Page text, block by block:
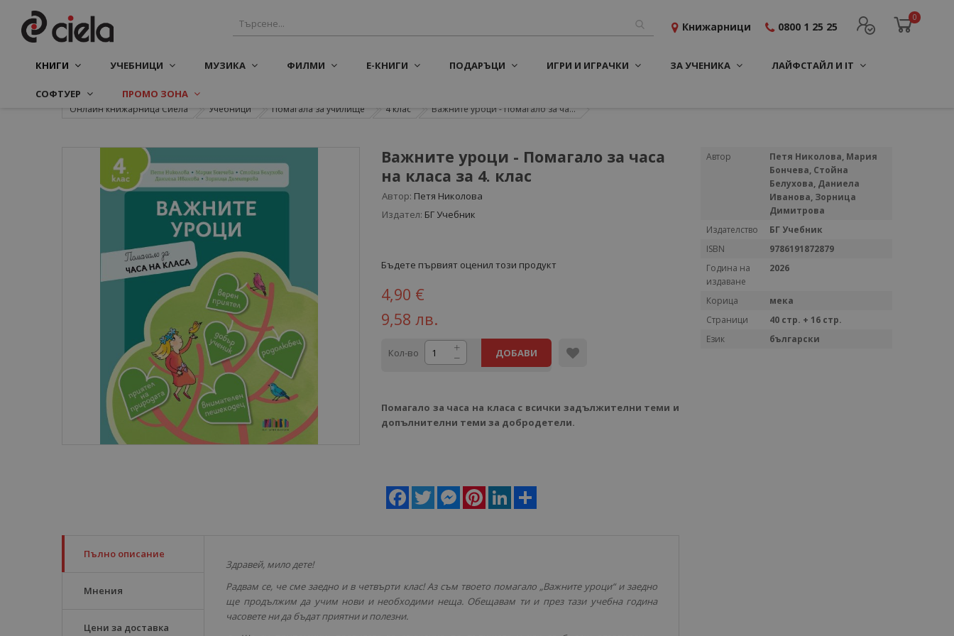
0
Книжарници 0800 1 25 25
КНИГИ УЧЕБНИЦИ МУЗИКА ФИЛМИ Е-КНИГИ ПОДАРЪЦИ ИГРИ И ИГРАЧКИ ЗА УЧЕНИКА ЛАЙФСТАЙЛ И IT
СОФТУЕР ПРОМО ЗОНА
Онлайн книжарница Сиела Учебници Помагала за училище 4 клас Важните уроци - Помагало за ча...
Важните уроци - Помагало за часа
на класа за 4. клас
Автор: Петя Николова
Издател: БГ Учебник
Бъдете първият оценил този продукт
4,90 €
9,58 лв.
Кол-во ДОБАВИ
Помагало за часа на класа с всички задължителни теми и
допълнителни теми за добродетели.
Facebook
Twitter MessengerPinterestLinkedIn
Пълно описание
Мнения
Цени за доставка
Здравей, мило дете!
Радвам се, че сме заедно и в четвърти клас! Аз съм твоето помагало „Важните уроци“ и заедно
ще продължим да учим нови и необходими неща. Обещавам ти и през тази учебна година
часовете ни да бъдат приятни и полезни.
Повече
Автор
Петя Николова, Мария
Бончева, Стойна
Белухова, Даниела
Иванова, Зорница
Димитрова
Издателство
БГ Учебник
ISBN
9786191872879
Година на
издаване
2026
Корица
мека
Страници
40 стр. + 16 стр.
Език
български